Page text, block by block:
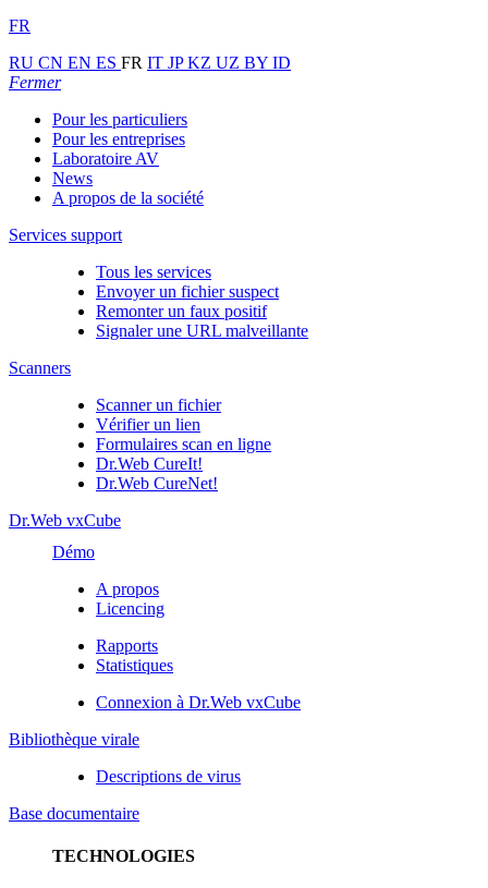
FR
RU CN EN ES FR IT JPKZ UZ BY ID
Fermer
Pour les particuliers
Pour les entreprises
Laboratoire AV
News
A propos de la société
Services support
Tous les services
Envoyer un fichier suspect
Remonter un faux positif
Signaler une URL malveillante
Scanners
Scanner un fichier
Vérifier un lien
Formulaires scan en ligne
Dr.Web CureIt!
Dr.Web CureNet!
Dr.Web vxCube
Démo
A propos
Licencing
Rapports
Statistiques
Connexion à Dr.Web vxCube
Bibliothèque virale
Descriptions de virus
Base documentaire
TECHNOLOGIES